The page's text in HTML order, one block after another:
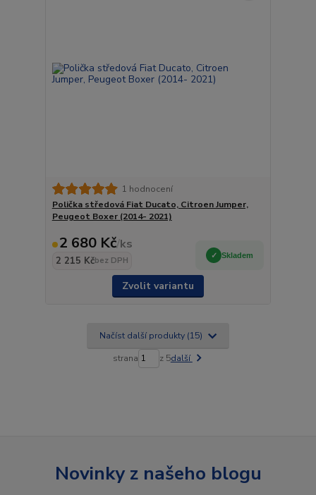
1 hodnocení
Polička středová Fiat Ducato, Citroen Jumper,
Peugeot Boxer (2014- 2021)
2 680 Kč/ks
2 215 Kčbez DPH
Skladem
Zvolit variantu
Načíst další produkty (15)
strana z 5další
Novinky z našeho blogu